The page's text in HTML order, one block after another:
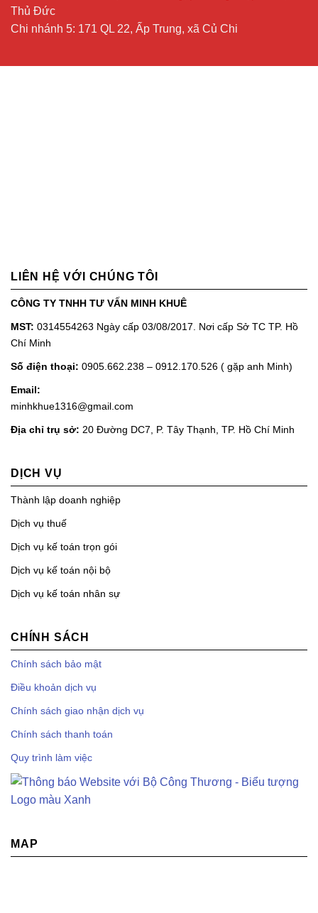
Thủ Đức
Chi nhánh 5: 171 QL 22, Ấp Trung, xã Củ Chi
LIÊN HỆ VỚI CHÚNG TÔI
CÔNG TY TNHH TƯ VẤN MINH KHUÊ
MST: 0314554263 Ngày cấp 03/08/2017. Nơi cấp Sở TC TP. Hồ
Chí Minh
Số điện thoại: 0905.662.238 – 0912.170.526 ( gặp anh Minh)
Email:
minhkhue1316@gmail.com
Địa chỉ trụ sở: 20 Đường DC7, P. Tây Thạnh, TP. Hồ Chí Minh
DỊCH VỤ
Thành lập doanh nghiệp
Dịch vụ thuế
Dịch vụ kế toán trọn gói
Dịch vụ kế toán nội bộ
Dịch vụ kế toán nhân sự
CHÍNH SÁCH
Chính sách bảo mật
Điều khoản dịch vụ
Chính sách giao nhận dịch vụ
Chính sách thanh toán
Quy trình làm việc
MAP